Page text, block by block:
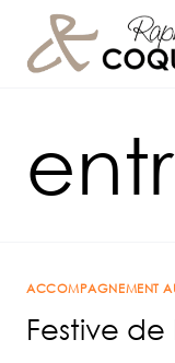
contenu
ACCOMPAGNEMENT
Festive de